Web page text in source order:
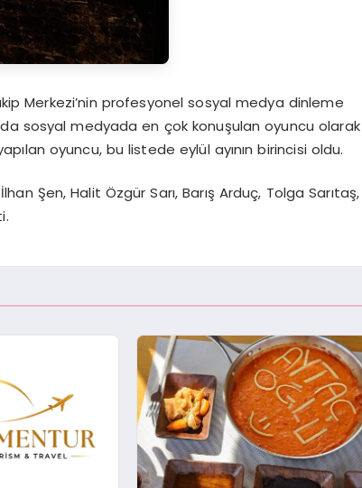
Merkezi’nin profesyonel sosyal medya dinleme
sosyal medyada en çok konuşulan oyuncu olarak
oyuncu, bu listede eylül ayının birincisi oldu.
Şen, Halit Özgür Sarı, Barış Arduç, Tolga Sarıtaş,